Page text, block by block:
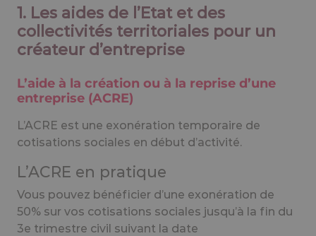
1. Les aides de l’Etat et des
collectivités territoriales pour un
créateur d’entreprise
L’aide à la création ou à la reprise d’une
entreprise (ACRE)
L’ACRE est une exonération temporaire de
cotisations sociales en début d’activité.
L’ACRE en pratique
Vous pouvez bénéficier d’une exonération de
50% sur vos cotisations sociales jusqu’à la fin du
3e trimestre civil suivant la date